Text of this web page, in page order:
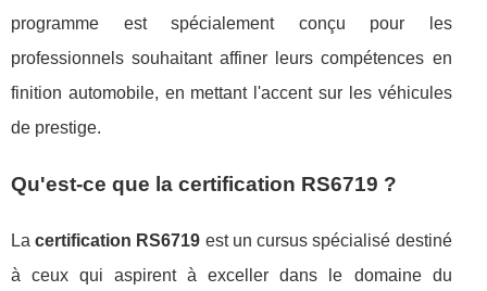
programme est spécialement conçu pour les
professionnels souhaitant affiner leurs compétences en
finition automobile, en mettant l'accent sur les véhicules
de prestige.
Qu'est-ce que la certification RS6719 ?
Lacertification RS6719 est un cursus spécialisé destiné
à ceux qui aspirent à exceller dans le domaine du